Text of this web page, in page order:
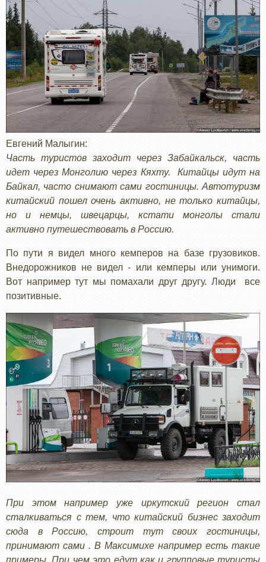
Евгений Малыгин:
Часть туристов заходит через Забайкальск, часть
идет через Монголию через Кяхту. Китайцы идут на
Байкал, часто снимают сами гостиницы. Автотуризм
китайский пошел очень активно, не только китайцы,
но и немцы, швецарцы, кстати монголы стали
активно путешествовать в Россию.
По пути я видел много кемперов на базе грузовиков.
Внедорожников не видел - или кемперы или унимоги.
Вот например тут мы помахали друг другу. Люди все
позитивные.
При этом например уже иркутский регион стал
сталкиваться с тем, что китайский бизнес заходит
сюда в Россию, строит тут своих гостиницы,
принимают сами . В Максимихе например есть такие